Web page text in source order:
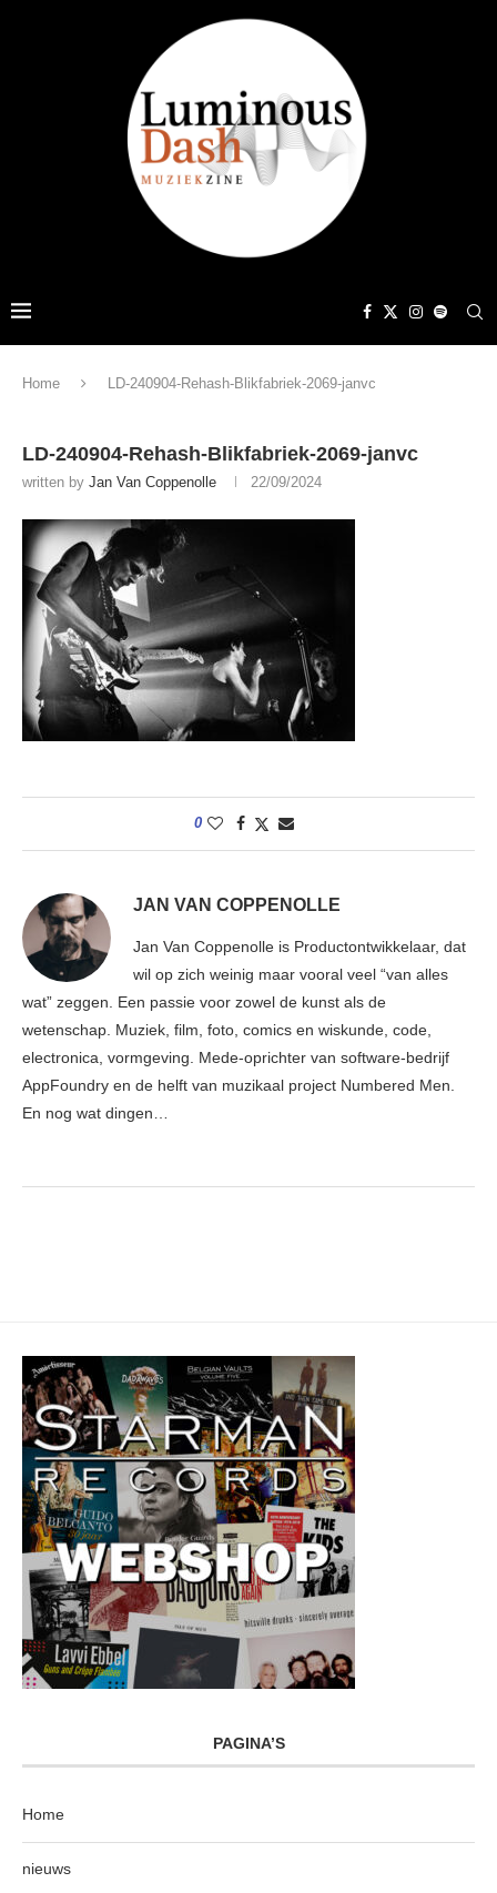
Home LD-240904-Rehash-Blikfabriek-2069-janvc
LD-240904-Rehash-Blikfabriek-2069-janvc
written by Jan Van Coppenolle 22/09/2024
0
JAN VAN COPPENOLLE
Jan Van Coppenolle is Productontwikkelaar, dat
wil op zich weinig maar vooral veel “van alles
wat” zeggen. Een passie voor zowel de kunst als de
wetenschap. Muziek, film, foto, comics en wiskunde, code,
electronica, vormgeving. Mede-oprichter van software-bedrijf
AppFoundry en de helft van muzikaal project Numbered Men.
En nog wat dingen…
PAGINA’S
Home
nieuws